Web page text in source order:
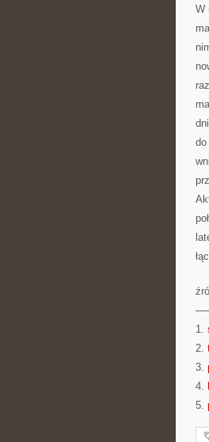
W
do
1.
2.
3.
4.
5.